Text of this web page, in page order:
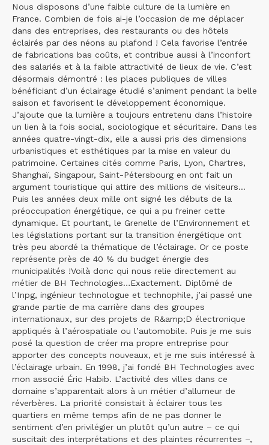
Nous disposons d’une faible culture de la lumière en
France. Combien de fois ai-je l’occasion de me déplacer
dans des entreprises, des restaurants ou des hôtels
éclairés par des néons au plafond ! Cela favorise l’entrée
de fabrications bas coûts, et contribue aussi à l’inconfort
des salariés et à la faible attractivité de lieux de vie. C’est
désormais démontré : les places publiques de villes
bénéficiant d’un éclairage étudié s’animent pendant la belle
saison et favorisent le développement économique.
J’ajoute que la lumière a toujours entretenu dans l’histoire
un lien à la fois social, sociologique et sécuritaire. Dans les
années quatre-vingt-dix, elle a aussi pris des dimensions
urbanistiques et esthétiques par la mise en valeur du
patrimoine. Certaines cités comme Paris, Lyon, Chartres,
Shanghaï, Singapour, Saint-Pétersbourg en ont fait un
argument touristique qui attire des millions de visiteurs...
Puis les années deux mille ont signé les débuts de la
préoccupation énergétique, ce qui a pu freiner cette
dynamique. Et pourtant, le Grenelle de l’Environnement et
les législations portant sur la transition énergétique ont
très peu abordé la thématique de l’éclairage. Or ce poste
représente près de 40 % du budget énergie des
municipalités !Voilà donc qui nous relie directement au
métier de BH Technologies…Exactement. Diplômé de
l’Inpg, ingénieur technologue et technophile, j’ai passé une
grande partie de ma carrière dans des groupes
internationaux, sur des projets de R&amp;D électronique
appliqués à l’aérospatiale ou l’automobile. Puis je me suis
posé la question de créer ma propre entreprise pour
apporter des concepts nouveaux, et je me suis intéressé à
l’éclairage urbain. En 1998, j’ai fondé BH Technologies avec
mon associé Éric Habib. L’activité des villes dans ce
domaine s’apparentait alors à un métier d’allumeur de
réverbères. La priorité consistait à éclairer tous les
quartiers en même temps afin de ne pas donner le
sentiment d’en privilégier un plutôt qu’un autre – ce qui
suscitait des interprétations et des plaintes récurrentes –,